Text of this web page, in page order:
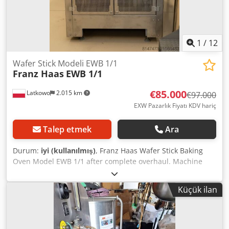
1 / 12
Latkowo 2.015 km
Wafer Stick Modeli EWB 1/1
Franz Haas EWB 1/1
€85.000€97.000
EXW Pazarlık Fiyatı KDV hariç
Talep etmek Ara
Durum: iyi (kullanılmış), Franz Haas Wafer Stick Baking
Oven Model EWB 1/1 after complete overhaul. Machine
constructed from AISI 304 stainless steel (main frame in
carbon steel). The oven is equipped with a rotating ring
with adjustable speed to achieve the desired type of wafer
baking. The ring has been cleaned and tested (alignment),
supports/bearings are new. Fans replaced with new ones.
Dodpfx Aeywgaxokcock New chimney outlet with flange for
Küçük ilan